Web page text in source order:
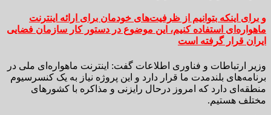
و برای اینکه بتوانیم از ظرفیت‌های خودمان برای ارائه اینترنت
ماهواره‌ای استفاده کنیم، این موضوع در دستور کار سازمان فضایی
ایران قرار گرفته است
وزیر ارتباطات و فناوری اطلاعات گفت: اینترنت ماهواره‌ای ملی در
برنامه‌های بلندمدت ما قرار دارد و این پروژه نیاز به یک کنسرسیوم
منطقه‌ای دارد که امروز درحال رایزنی و مذاکره با کشورهای
مختلف هستیم.